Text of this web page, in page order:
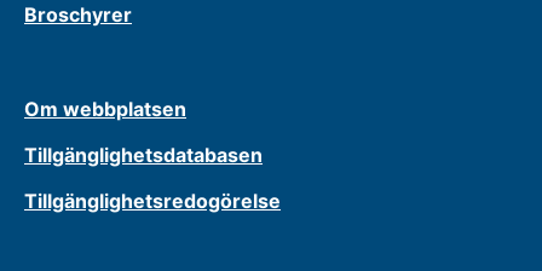
Broschyrer
Om webbplatsen
Tillgänglighetsdatabasen
Tillgänglighetsredogörelse